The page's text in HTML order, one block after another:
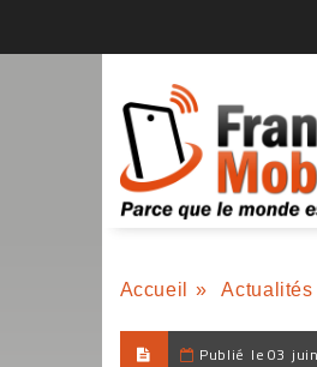
Accueil » Actualités
Publié le 03